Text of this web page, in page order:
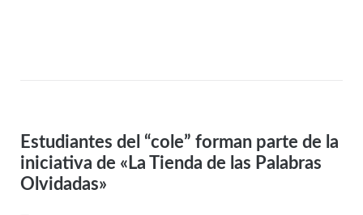
Estudiantes del “cole” forman parte de la
iniciativa de «La Tienda de las Palabras
Olvidadas»